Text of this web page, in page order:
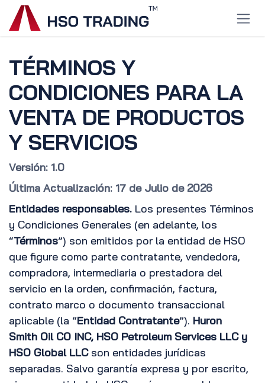
Ir al contenido
TÉRMINOS Y
CONDICIONES PARA LA
VENTA DE PRODUCTOS
Y SERVICIOS
Versión: 1.0
Última Actualización: 17 de Julio de 2026
Entidades responsables. Los presentes Términos
y Condiciones Generales (en adelante, los
“Términos”) son emitidos por la entidad de HSO
que figure como parte contratante, vendedora,
compradora, intermediaria o prestadora del
servicio en la orden, confirmación, factura,
contrato marco o documento transaccional
aplicable (la “Entidad Contratante”). Huron
Smith Oil CO INC, HSO Petroleum Services LLC y
HSO Global LLC son entidades jurídicas
separadas. Salvo garantía expresa y por escrito,